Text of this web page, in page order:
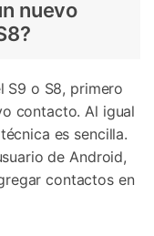
nuevo
S9 o S8, primero
contacto. Al igual
es sencilla.
de Android,
contactos en